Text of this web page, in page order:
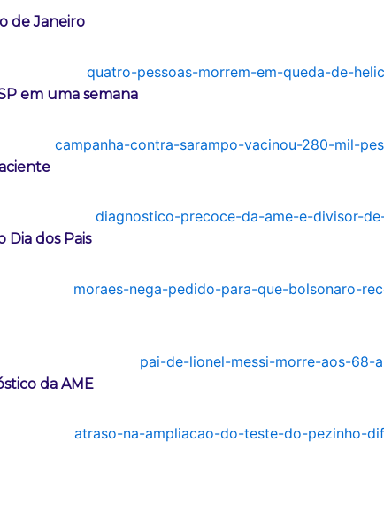
de Janeiro
em uma semana
dos Pais
da AME